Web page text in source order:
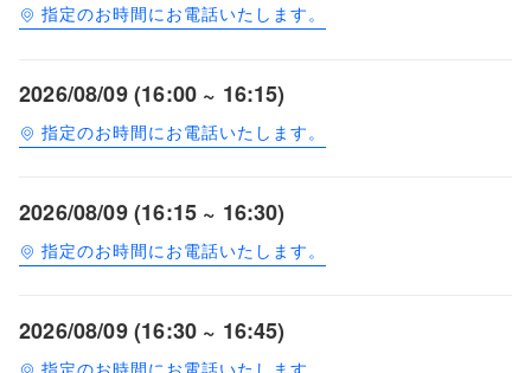
指定のお時間にお電話いたします。
2026/08/09 (16:00 ~ 16:15)
指定のお時間にお電話いたします。
2026/08/09 (16:15 ~ 16:30)
指定のお時間にお電話いたします。
2026/08/09 (16:30 ~ 16:45)
指定のお時間にお電話いたします。